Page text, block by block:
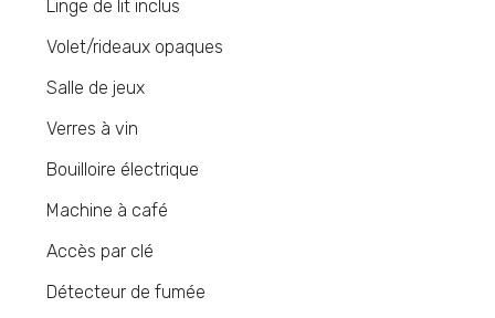
Linge de lit inclus
Volet/rideaux opaques
Salle de jeux
Verres à vin
Bouilloire électrique
Machine à café
Accès par clé
Détecteur de fumée